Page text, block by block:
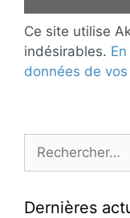
Ce site utilise
indésirables.
données de
Rechercher :
Dernières